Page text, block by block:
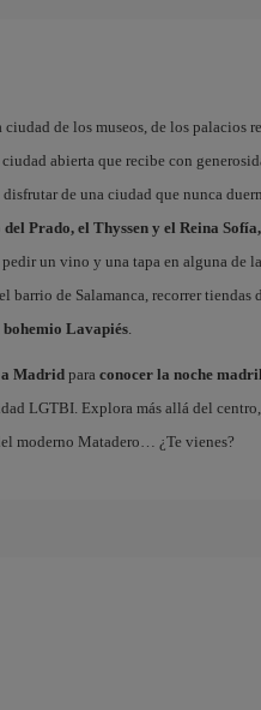
ciudad de los museos, de los palacios
abierta que recibe con
de una ciudad que nunca
del Prado, el Thyssen y el Reina
pedir un vino y una tapa en alguna de
barrio de Salamanca, recorrer tiendas
Lavapiés.
a Madridpara conocer la noche
LGTBI. Explora más allá del
moderno Matadero… ¿Te vienes?